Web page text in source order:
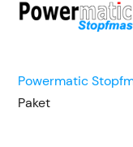
Powermatic
Paket